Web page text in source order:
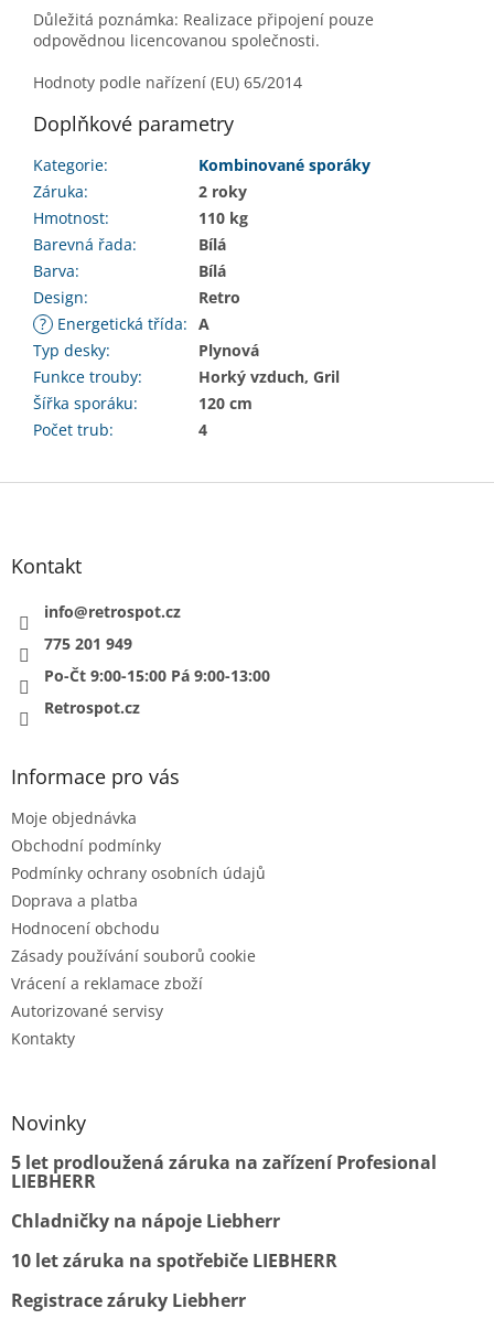
Důležitá poznámka: Realizace připojení pouze
odpovědnou licencovanou společnosti.
Hodnoty podle nařízení (EU) 65/2014
Doplňkové parametry
Kategorie:
Kombinované sporáky
Záruka:
2 roky
Hmotnost:
110 kg
Barevná řada:
Bílá
Barva:
Bílá
Design:
Retro
? Energetická třída: A
Typ desky:
Plynová
Funkce trouby:
Horký vzduch, Gril
Šířka sporáku:
120 cm
Počet trub: 4
Z
Kontakt
info@retrospot.cz
775 201 949
Po-Čt 9:00-15:00 Pá 9:00-13:00
Retrospot.cz
Informace pro vás
Moje objednávka
Obchodní podmínky
Podmínky ochrany osobních údajů
Doprava a platba
Hodnocení obchodu
Zásady používání souborů cookie
Vrácení a reklamace zboží
Autorizované servisy
Kontakty
Novinky
5 let prodloužená záruka na zařízení Profesional
LIEBHERR
Chladničky na nápoje Liebherr
10 let záruka na spotřebiče LIEBHERR
Registrace záruky Liebherr